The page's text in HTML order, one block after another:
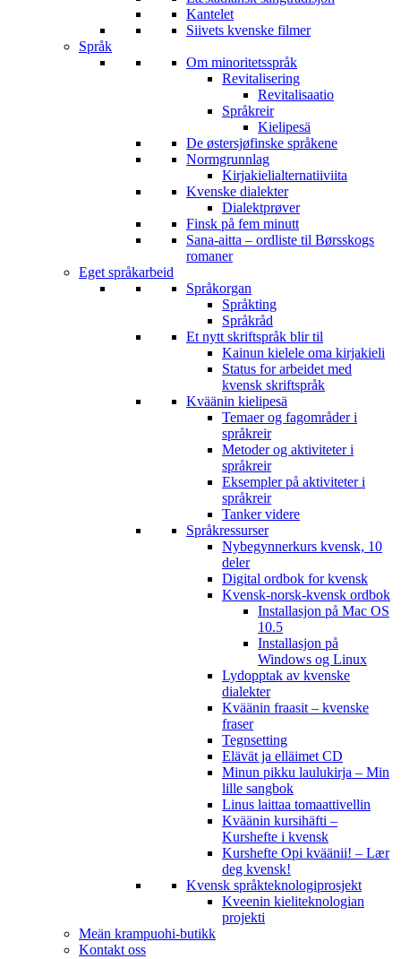
Kantelet
Siivets kvenske filmer
Språk
Om minoritetsspråk
Revitalisering
Revitalisaatio
Språkreir
Kielipesä
De østersjøfinske språkene
Normgrunnlag
Kirjakielialternatiiviita
Kvenske dialekter
Dialektprøver
Finsk på fem minutt
Sana-aitta – ordliste til Børsskogs
romaner
Eget språkarbeid
Språkorgan
Språkting
Språkråd
Et nytt skriftspråk blir til
Kainun kielele oma kirjakieli
Status for arbeidet med
kvensk skriftspråk
Kväänin kielipesä
Temaer og fagområder i
språkreir
Metoder og aktiviteter i
språkreir
Eksempler på aktiviteter i
språkreir
Tanker videre
Språkressurser
Nybegynnerkurs kvensk, 10
deler
Digital ordbok for kvensk
Kvensk-norsk-kvensk ordbok
Installasjon på Mac OS
10.5
Installasjon på
Windows og Linux
Lydopptak av kvenske
dialekter
Kväänin fraasit – kvenske
fraser
Tegnsetting
Elävät ja elläimet CD
Minun pikku laulukirja – Min
lille sangbok
Linus laittaa tomaattivellin
Kväänin kursihäfti –
Kurshefte i kvensk
Kurshefte Opi kväänii! – Lær
deg kvensk!
Kvensk språkteknologiprosjekt
Kveenin kieliteknologian
projekti
Meän krampuohi-butikk
Kontakt oss